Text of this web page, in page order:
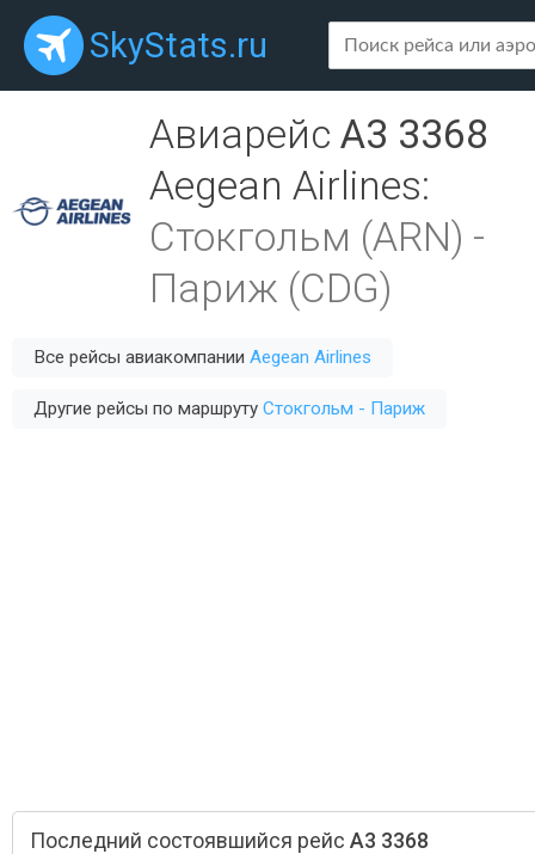
SkyStats.ru
Авиарейс A3 3368
Aegean Airlines:
Стокгольм (ARN) -
Париж (CDG)
Все рейсы авиакомпании Aegean Airlines
Другие рейсы по маршруту Стокгольм - Париж
Последний состоявшийся рейс A3 3368